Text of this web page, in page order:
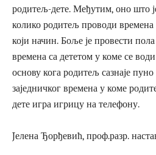
родитељ-дете. Међутим, оно што
колико родитељ проводи времена
који начин. Боље је провести
времена са дететом у коме се
основу кога родитељ сазнаје
заједничког времена у коме
дете игра игрицу на телефону.
Jелена Ђорђевић, проф.разр.